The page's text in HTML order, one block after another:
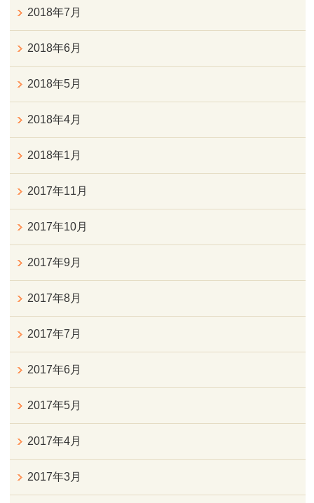
2018年7月
2018年6月
2018年5月
2018年4月
2018年1月
2017年11月
2017年10月
2017年9月
2017年8月
2017年7月
2017年6月
2017年5月
2017年4月
2017年3月